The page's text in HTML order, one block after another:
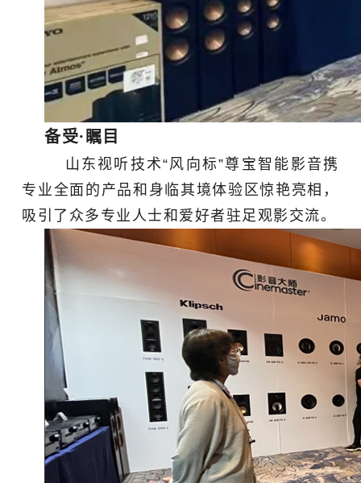
备受·瞩目
山东视听技术“风向标”尊宝智能影音携
专业全面的产品和身临其境体验区惊艳亮相，
吸引了众多专业人士和爱好者驻足观影交流。